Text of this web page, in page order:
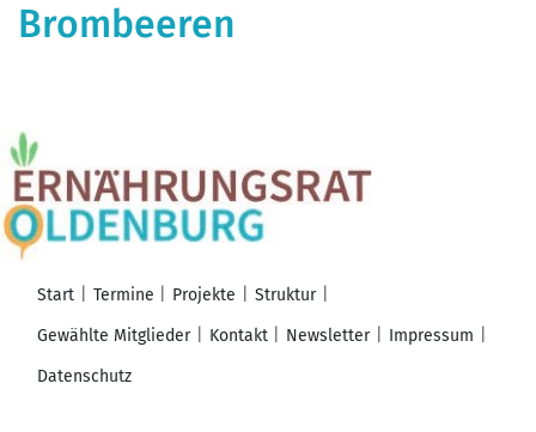
Brombeeren
Start Termine Projekte
Struktur
Gewählte Mitglieder
Kontakt Newsletter
Impressum
Datenschutz